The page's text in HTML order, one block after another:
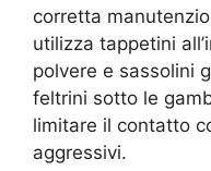
corretta
utilizza tappetini
polvere e sassolini
feltrini sotto le
limitare il contatto
aggressivi.